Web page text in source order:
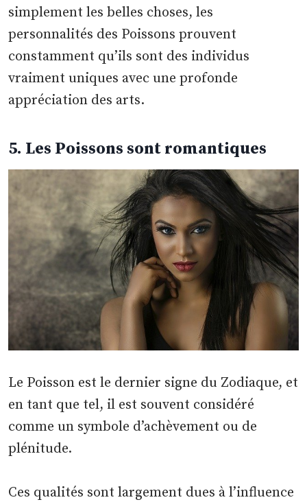
simplement les belles choses, les
personnalités des Poissons prouvent
constamment qu’ils sont des individus
vraiment uniques avec une profonde
appréciation des arts.
5. Les Poissons sont romantiques
Le Poisson est le dernier signe du Zodiaque, et
en tant que tel, il est souvent considéré
comme un symbole d’achèvement ou de
plénitude.
Ces qualités sont largement dues à l’influence